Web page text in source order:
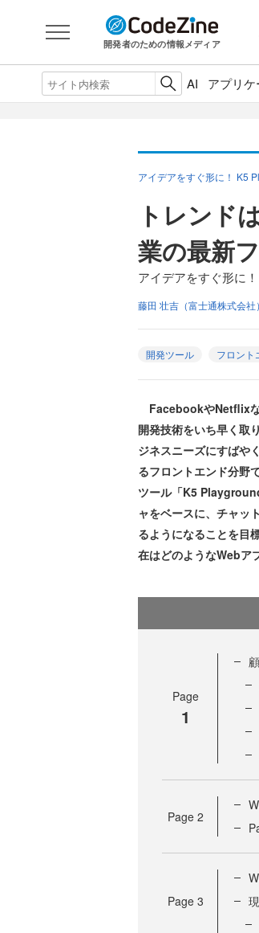
開発者のための情報メディア
AI アプリ
アイデアをすぐ形に！ K5
トレンド
業の最新
アイデアをすぐ形に
藤田 壮吉（富士通株式会社）
開発ツール フロント
FacebookやNetflixな
開発技術をいち早く取
ジネスニーズにすばや
るフロントエンド分野
ツール「K5
ャをベースに、チャッ
るようになることを目
在はどのようなWebア
Page
1
Page 2
Page 3